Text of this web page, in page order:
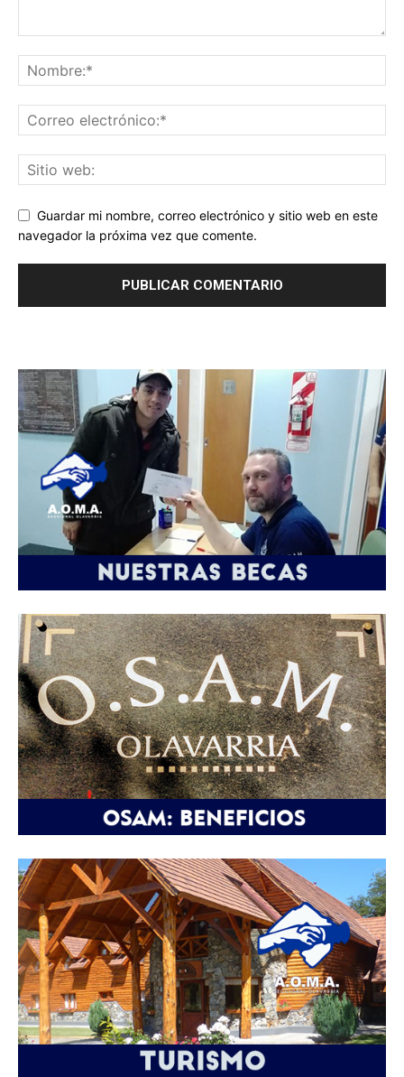
Guardar mi nombre, correo electrónico y sitio web en este
navegador la próxima vez que comente.